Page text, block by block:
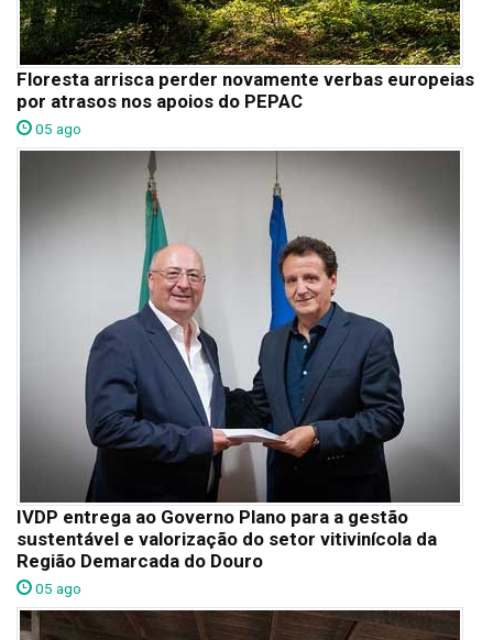
Floresta arrisca perder novamente verbas europeias
por atrasos nos apoios do PEPAC
05 ago
IVDP entrega ao Governo Plano para a gestão
sustentável e valorização do setor vitivinícola da
Região Demarcada do Douro
05 ago